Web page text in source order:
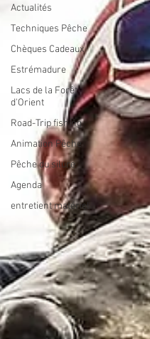
Actualités
Techniques Pêche
Chèques Cadeaux
Estrémadure
Lacs de la Forêt
d'Orient
Road-Trip fishing
Animation Pêche
Pêche du silure
Agenda
entretient matériel